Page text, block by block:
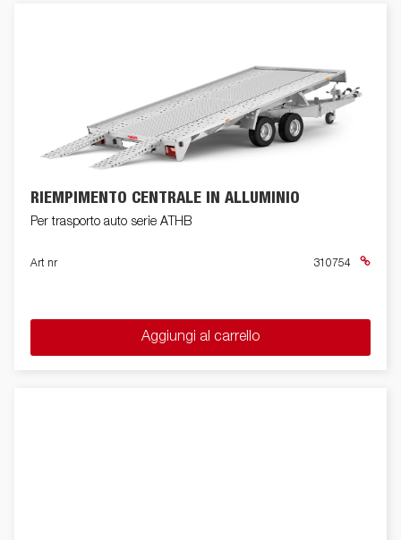
RIEMPIMENTO CENTRALE IN ALLUMINIO
Per trasporto auto serie ATHB
Art nr 310754
Aggiungi al carrello